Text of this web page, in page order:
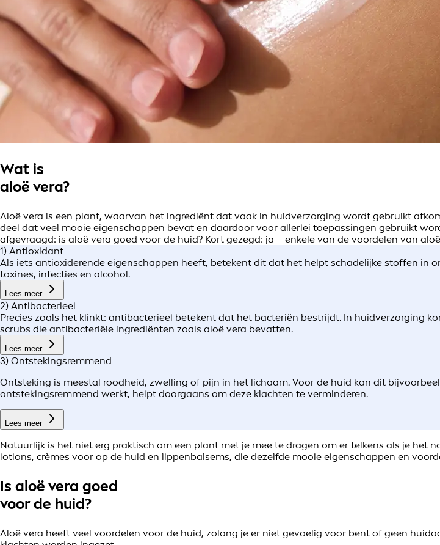
Wat is
aloë vera?
Aloë vera is een plant, waarvan het ingrediënt dat vaak in huidverzorging wordt gebruikt
deel dat veel mooie eigenschappen bevat en daardoor voor allerlei toepassingen gebruikt
afgevraagd: is aloë vera goed voor de huid? Kort gezegd: ja – enkele van de voordelen van
1) Antioxidant
Als iets antioxiderende eigenschappen heeft, betekent dit dat het helpt schadelijke stoffen in
toxines, infecties en alcohol.
Lees meer
2) Antibacterieel
Precies zoals het klinkt: antibacterieel betekent dat het bacteriën bestrijdt. In huidverzorging
scrubs die antibacteriële ingrediënten zoals aloë vera bevatten.
Lees meer
3) Ontstekingsremmend
Ontsteking is meestal roodheid, zwelling of pijn in het lichaam. Voor de huid kan dit
ontstekingsremmend werkt, helpt doorgaans om deze klachten te verminderen.
Lees meer
Natuurlijk is het niet erg praktisch om een plant met je mee te dragen om er telkens als je het
lotions, crèmes voor op de huid en lippenbalsems, die dezelfde mooie eigenschappen en
Is aloë vera goed
voor de huid?
Aloë vera heeft veel voordelen voor de huid, zolang je er niet gevoelig voor bent of geen